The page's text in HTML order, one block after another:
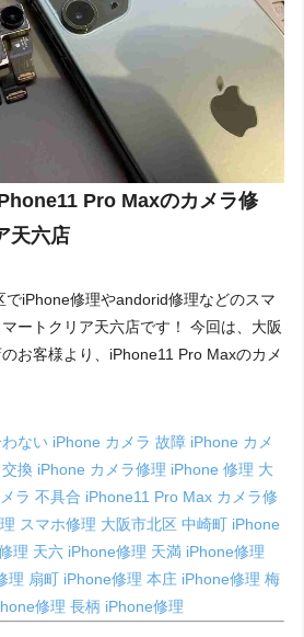
Pro Maxのカメラ修
天六店
でiPhone修理やandorid修理などのスマ
ートクリア天六店です！ 今回は、大阪
お客様より、iPhone11 Pro Maxのカメ
ない iPhone カメラ 故障 iPhone カメ
換 iPhone カメラ修理 iPhone 修理 大
ラ 不具合 iPhone11 Pro Max カメラ修
スマホ修理 大阪市北区中崎町 iPhone
理 天六 iPhone修理 天満 iPhone修理
理 扇町 iPhone修理本庄 iPhone修理梅
修理長柄 iPhone修理